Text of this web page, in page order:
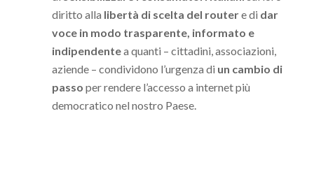
diritto alla libertà di scelta del routere di dar
voce in modo trasparente, informato e
indipendentea quanti – cittadini, associazioni,
aziende – condividono l’urgenza di un cambio di
passo per rendere l’accesso a internet più
democratico nel nostro Paese.